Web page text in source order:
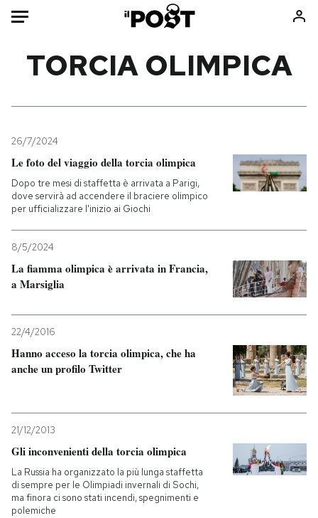
Mondo
Politica
Tecnologia
Internet
Cultura
Economia
Sport
Consumismi
Storie/Idee
Ok Boomer!
Altrecose
Mondiali calcio 2026
PODCAST
SHOP
TORCIA OLIMPICA
26/7/2024
Le foto del viaggio della torcia olimpica
Dopo tre mesi di staffetta è arrivata a Parigi,
dove servirà ad accendere il braciere olimpico
per ufficializzare l'inizio ai Giochi
8/5/2024
La fiamma olimpica è arrivata in Francia,
a Marsiglia
22/4/2016
Hanno acceso la torcia olimpica, che ha
anche un profilo Twitter
21/12/2013
Gli inconvenienti della torcia olimpica
La Russia ha organizzato la più lunga staffetta
di sempre per le Olimpiadi invernali di Sochi,
ma finora ci sono stati incendi, spegnimenti e
polemiche